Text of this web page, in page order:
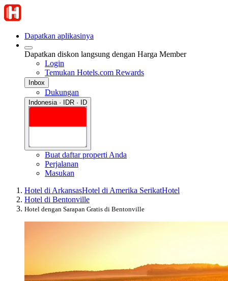
Dapatkan aplikasinya
Dapatkan diskon langsung dengan Harga Member
Login
Temukan Hotels.com Rewards
Inbox
Dukungan
Indonesia · IDR · ID
Buat daftar properti Anda
Perjalanan
Masukan
Hotel di ArkansasHotel di Amerika SerikatHotel
Hotel di Bentonville
Hotel dengan Sarapan Gratis di Bentonville